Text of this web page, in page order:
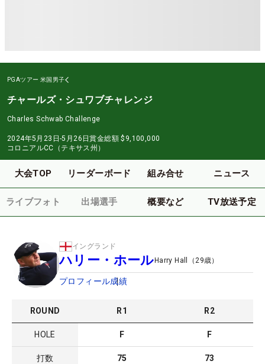
PGAツアー 米国男子
チャールズ・シュワブチャレンジ
Charles Schwab Challenge
2024年5月23日-5月26日賞金総額 $9,100,000
コロニアルCC（テキサス州）
大会TOP リーダーボード 組み合せ ニュース
ライブフォト 出場選手 概要など TV放送予定
イングランド
ハリー・ホールHarry Hall （ 29歳）
プロフィール成績
ROUND R1 R2
HOLE F F
打数 75 73